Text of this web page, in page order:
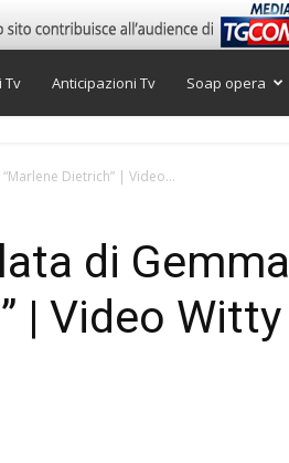
Tv Anticipazioni Tv Soap opera
Dietrich” | Video...
di Gemma
| Video Witty